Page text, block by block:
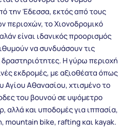
την Έδεσσα, εκτός από τους
περιοχών, το Χιονοδρομικό
είναι ιδανικός προορισμός
να συνδυάσουν τις
δραστηριότητες. Η γύρω περιοχή
εκδρομές, με αξιοθέατα όπως
Αγίου Αθανασίου, χτισμένο το
του βουνού σε υψόμετρο
αλλά και υποδομές για ιππασία,
mountain bike, rafting και kayak.